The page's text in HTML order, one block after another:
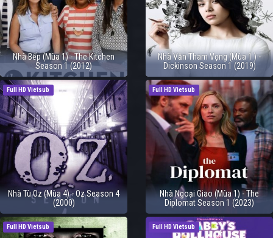
Nhà Bếp (Mùa 1) - The Kitchen
Season 1 (2012)
Nhà Văn Tham Vọng (Mùa 1 ) -
Dickinson Season 1 (2019)
Full HD Vietsub
Nhà Tù Oz (Mùa 4) - Oz Season 4
(2000)
Full HD Vietsub
Nhà Ngoại Giao (Mùa 1) - The
Diplomat Season 1 (2023)
Full HD Vietsub Full HD Vietsub